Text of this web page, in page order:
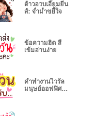
ต้าวอวบเอี๊ยมยีน
ส์: จ่ำม่ำขยี้ใจ
ข้อความฮิต สี
เข้มอ่านง่าย
คำทำงานไวรัล
มนุษย์ออฟฟิศใช้